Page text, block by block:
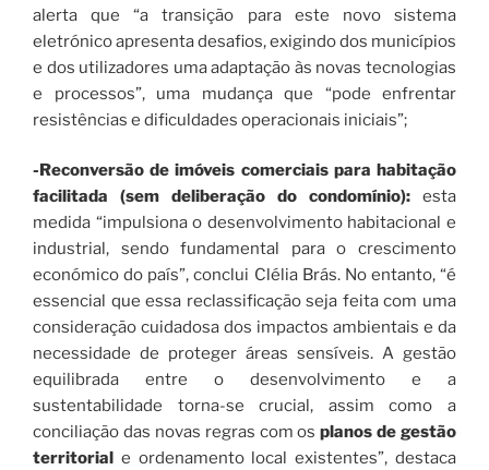
alerta que “a transição para este novo sistema
eletrónico apresenta desafios, exigindo dos municípios
e dos utilizadores uma adaptação às novas tecnologias
e processos”, uma mudança que “pode enfrentar
resistências e dificuldades operacionais iniciais”;
-Reconversão de imóveis comerciais para habitação
facilitada (sem deliberação do condomínio): esta
medida “impulsiona o desenvolvimento habitacional e
industrial, sendo fundamental para o crescimento
económico do país”, conclui Clélia Brás. No entanto, “é
essencial que essa reclassificação seja feita com uma
consideração cuidadosa dos impactos ambientais e da
necessidade de proteger áreas sensíveis. A gestão
equilibrada entre o desenvolvimento e a
sustentabilidade torna-se crucial, assim como a
conciliação das novas regras com osplanos de gestão
territorial e ordenamento local existentes”, destaca